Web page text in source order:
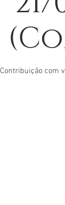
Contribuição com